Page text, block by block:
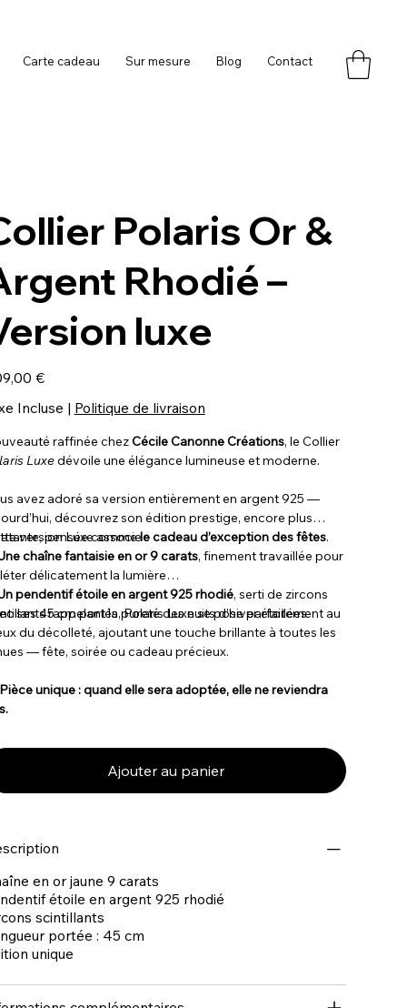
Carte cadeau Sur mesure Blog Contact
Polaris Or &
Rhodié –
luxe
€
Incluse | Politique de livraison
raffinée chezCécile Canonne Créations, le Collier
Luxedévoile une élégance lumineuse et moderne.
avez adoré sa version entièrement en argent 925 —
découvrez son édition prestige, encore plus
pensée commele cadeau d’exception des fêtes.
version Luxe associe :
chaîne fantaisie en or 9 carats, finement travaillée pour
délicatement la lumière
pendentif étoile en argent 925 rhodié, serti de zircons
rappelant la pureté des nuits d’hiver étoilées
ses 45 cm portés, Polaris Luxe se pose parfaitement au
du décolleté, ajoutant une touche brillante à toutes les
— fête, soirée ou cadeau précieux.
Pièce unique : quand elle sera adoptée, elle ne reviendra
Ajouter au panier
en or jaune 9 carats
étoile en argent 925 rhodié
scintillants
portée : 45 cm
unique